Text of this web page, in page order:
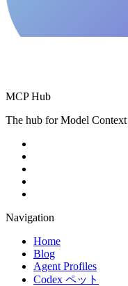
MCP Hub
The hub for Model
Navigation
Home
Blog
Agent Profiles
Codex ペット